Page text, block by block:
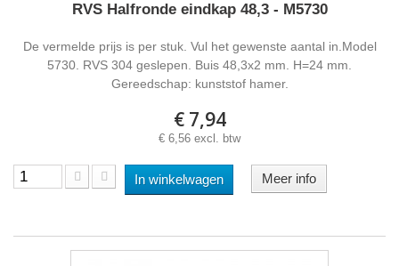
RVS Halfronde eindkap 48,3 - M5730
De vermelde prijs is per stuk. Vul het gewenste aantal in.Model
5730. RVS 304 geslepen. Buis 48,3x2 mm. H=24 mm.
Gereedschap: kunststof hamer.
€ 7,94
€ 6,56 excl. btw
In winkelwagen Meer info